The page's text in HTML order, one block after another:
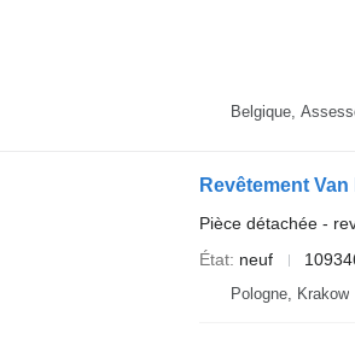
Belgique,
Pièce détachée -
État neuf
Pologne, Krakow